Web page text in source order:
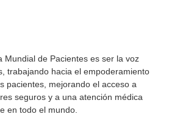
Mundial de Pacientes es ser la voz
trabajando hacia el empoderamiento
pacientes, mejorando el acceso a
seguros y a una atención médica
en todo el mundo.